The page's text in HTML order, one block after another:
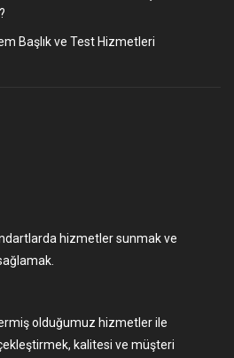
Başlık ve Test Hizmetleri
hizmetler sunmak ve
olduğumuz hizmetler ile
kalitesi ve müşteri